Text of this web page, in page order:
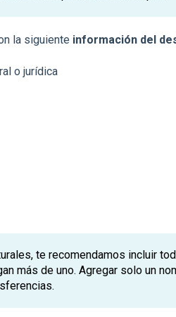
la siguiente información del
o jurídica
te recomendamos incluir
más de uno. Agregar solo un